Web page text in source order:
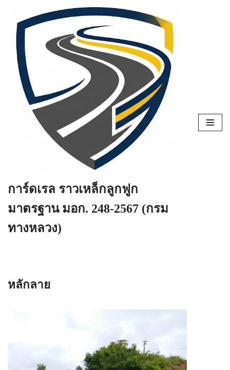
Skip
content
การ์ดเรล ราวเหล็กลูกฟูก
มาตรฐาน มอก. 248-2567 (กรม
ทางหลวง)
หลักลาย